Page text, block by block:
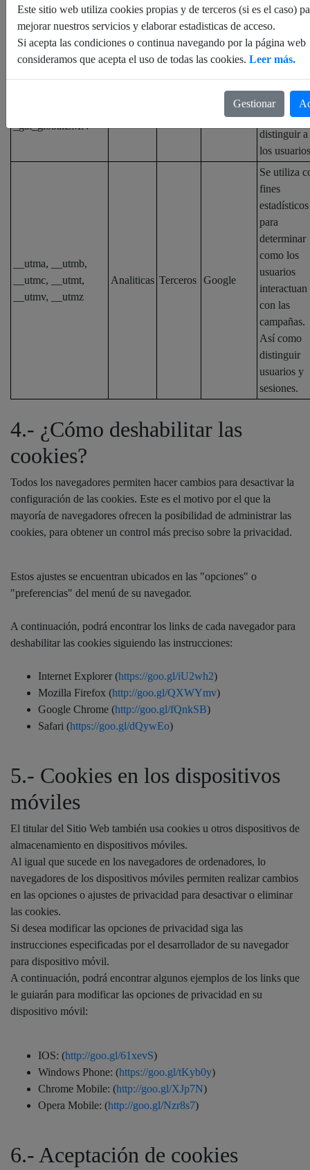
Nombre
Propia /
terceros
Proveedor
_gat_globalEMN
Google
estadísticos
para
distinguir a
los usuarios
__utma, __utmb,
__utmc, __utmt,
__utmv, __utmz
Analiticas Terceros Google
Se utiliza
fines
estadísticos
para
determinar
como los
usuarios
interactuan
con las
campañas.
Así como
distinguir
usuarios y
sesiones.
4.- ¿Cómo deshabilitar las
cookies?
Todos los navegadores permiten hacer cambios para desactivar la
configuración de las cookies. Este es el motivo por el que la
mayoría de navegadores ofrecen la posibilidad de administrar las
cookies, para obtener un control más preciso sobre la privacidad.
Estos ajustes se encuentran ubicados en las "opciones" o
"preferencias" del menú de su navegador.
A continuación, podrá encontrar los links de cada navegador para
deshabilitar las cookies siguiendo las instrucciones:
Internet Explorer (https://goo.gl/iU2wh2)
Mozilla Firefox (http://goo.gl/QXWYmv)
Google Chrome (http://goo.gl/fQnkSB)
Safari (https://goo.gl/dQywEo)
5.- Cookies en los dispositivos
móviles
El titular del Sitio Web también usa cookies u otros dispositivos de
almacenamiento en dispositivos móviles.
Al igual que sucede en los navegadores de ordenadores, lo
navegadores de los dispositivos móviles permiten realizar cambios
en las opciones o ajustes de privacidad para desactivar o eliminar
las cookies.
Si desea modificar las opciones de privacidad siga las
instrucciones especificadas por el desarrollador de su navegador
para dispositivo móvil.
A continuación, podrá encontrar algunos ejemplos de los links que
le guiarán para modificar las opciones de privacidad en su
dispositivo móvil:
IOS: (http://goo.gl/61xevS)
Windows Phone: (https://goo.gl/tKyb0y)
Chrome Mobile: (http://goo.gl/XJp7N)
Opera Mobile: (http://goo.gl/Nzr8s7)
6.- Aceptación de cookies
Este sitio web utiliza cookies propias y de terceros (si es el caso)
mejorar nuestros servicios y elaborar estadisticas de acceso.
Si acepta las condiciones o continua navegando por la página web
consideramos que acepta el uso de todas las cookies. Leer más.
Gestionar